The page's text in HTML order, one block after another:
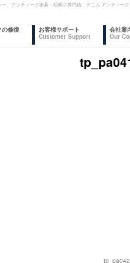
ー。アンティーク家具・照明の専門店 デニム アンティーク
の修復
お客様サポート
Customer Support
会社案
Our